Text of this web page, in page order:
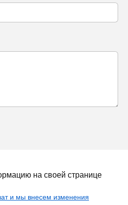
на своей странице
и мы внесем изменения